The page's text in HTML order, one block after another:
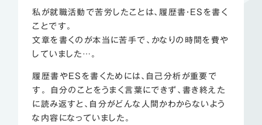
私が就職活動で苦労したことは、履歴書・ESを書く
ことです。
文章を書くのが本当に苦手で、かなりの時間を費や
していました…。
履歴書やESを書くためには、自己分析が重要で
す。 自分のことをうまく言葉にできず、書き終えた
に読み返すと、自分がどんな人間かわからないよう
な内容になっていました。